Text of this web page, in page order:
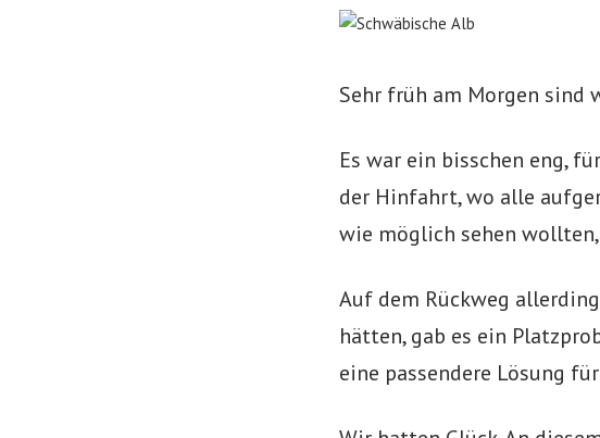
Sehr früh am Morgen sind
Es war ein bisschen eng,
der Hinfahrt, wo alle
wie möglich sehen
Auf dem Rückweg
hätten, gab es ein
eine passendere Lösung